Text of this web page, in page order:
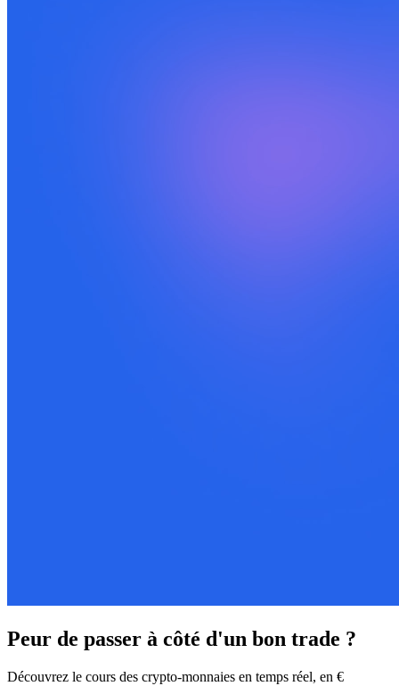
Peur de passer à côté d'un bon trade ?
Découvrez le cours des crypto-monnaies en temps réel, en €